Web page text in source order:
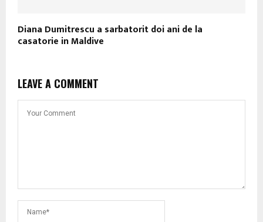
Diana Dumitrescu a sarbatorit doi ani de la
casatorie in Maldive
LEAVE A COMMENT